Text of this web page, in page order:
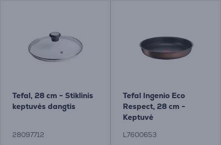
Tefal, 28 cm - Stiklinis
keptuvės dangtis
28097712
Tefal Ingenio Eco
Respect, 28 cm -
Keptuvė
L7600653